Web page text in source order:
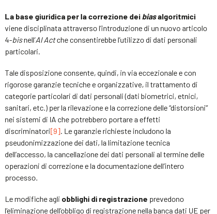
La base giuridica per la correzione dei biasalgoritmici
viene disciplinata attraverso l’introduzione di un nuovo articolo
4-bisnell’AI Actche consentirebbe l’utilizzo di dati personali
particolari.
Tale disposizione consente, quindi, in via eccezionale e con
rigorose garanzie tecniche e organizzative, il trattamento di
categorie particolari di dati personali (dati biometrici, etnici,
sanitari, etc.) per la rilevazione e la correzione delle “distorsioni”
nei sistemi di IA che potrebbero portare a effetti
discriminatori[9] . Le garanzie richieste includono la
pseudonimizzazione dei dati, la limitazione tecnica
dell’accesso, la cancellazione dei dati personali al termine delle
operazioni di correzione e la documentazione dell’intero
processo.
Le modifiche agli obblighi di registrazione prevedono
l’eliminazione dell’obbligo di registrazione nella banca dati UE per